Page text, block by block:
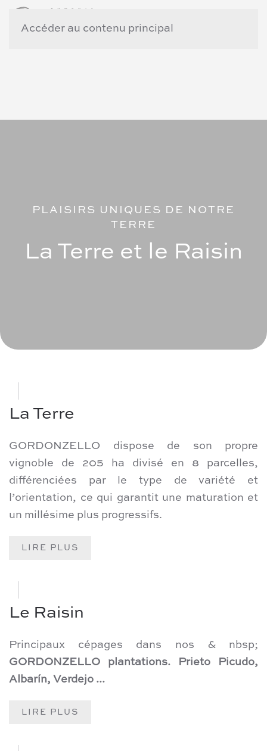
Accéder au contenu principal
PLAISIRS UNIQUES DE NOTRE
TERRE
La Terre et le Raisin
La Terre
GORDONZELLO dispose de son propre
vignoble de 205 ha divisé en 8 parcelles,
différenciées par le type de variété et
l’orientation, ce qui garantit une maturation et
un millésime plus progressifs.
LIRE PLUS
Le Raisin
Principaux cépages dans nos & nbsp;
GORDONZELLO plantations. Prieto Picudo,
Albarín, Verdejo ...
LIRE PLUS